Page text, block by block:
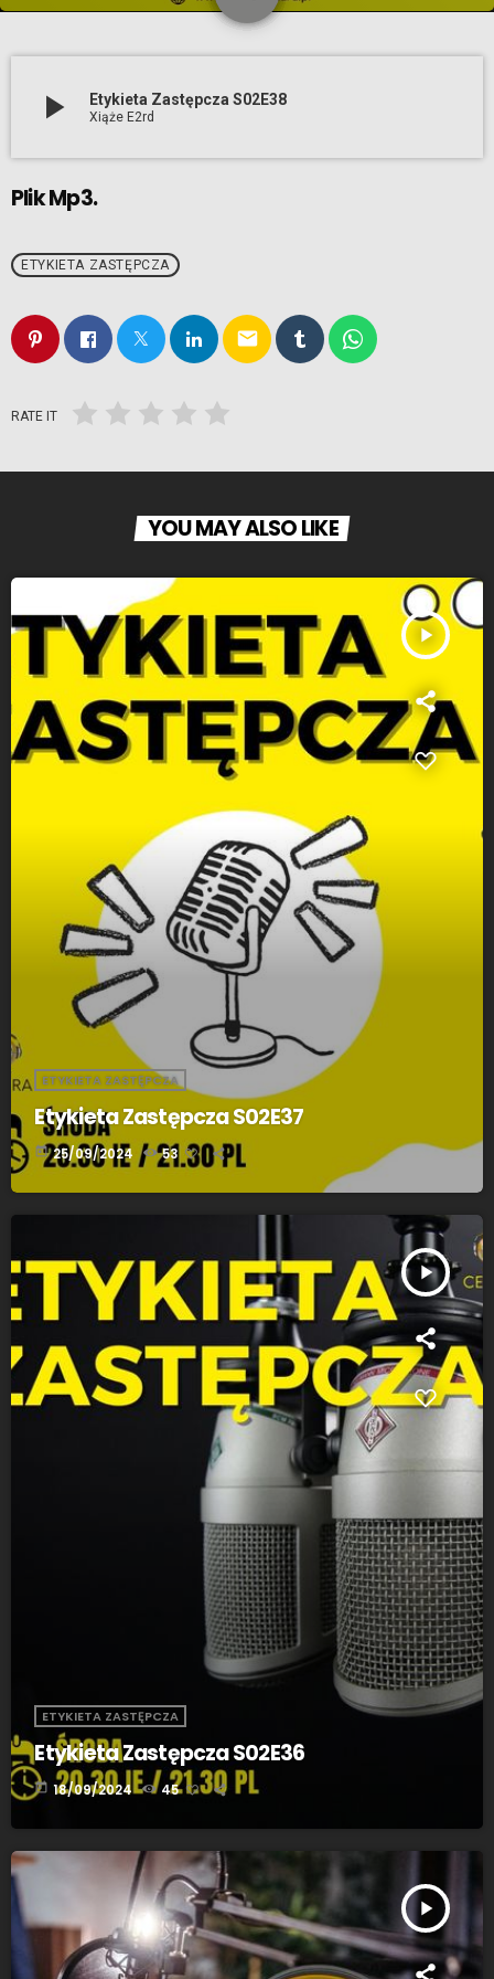
play_arrow Etykieta Zastępcza S02E38
Xiąże E2rd
Plik Mp3.
ETYKIETA ZASTĘPCZA
email
RATE IT
YOU MAY ALSO LIKE
play_arrow
ETYKIETA ZASTĘPCZA
Etykieta Zastępcza S02E37
today 25/09/2024 53
play_arrow
ETYKIETA ZASTĘPCZA
Etykieta Zastępcza S02E36
today 18/09/2024 45
play_arrow